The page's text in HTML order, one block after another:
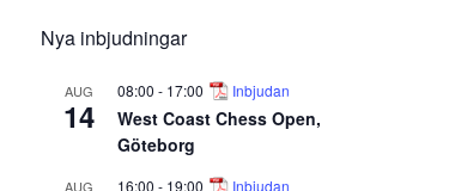
Nya inbjudningar
AUG
14
08:00 - 17:00 Inbjudan
West Coast Chess Open,
Göteborg
AUG 16:00 - 19:00 Inbjudan